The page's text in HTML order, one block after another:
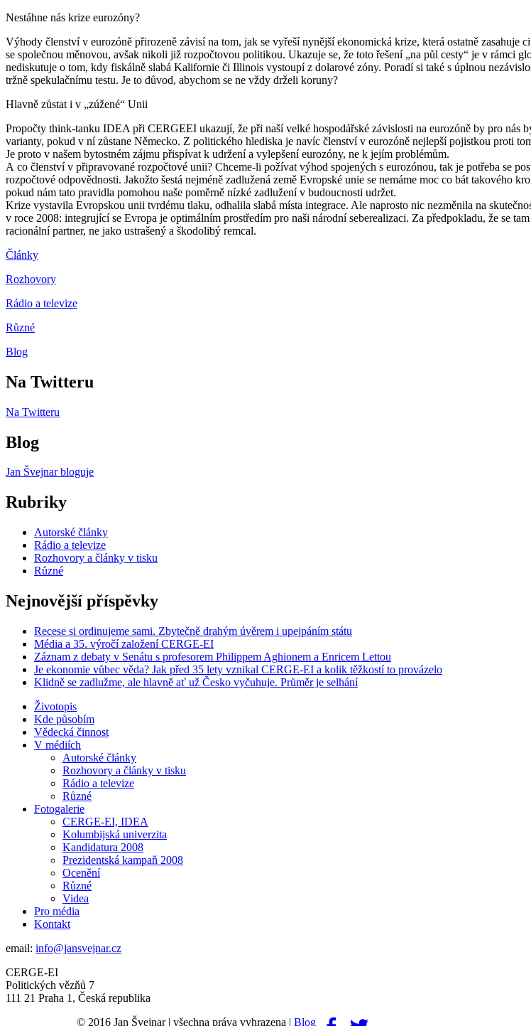
Nestáhne nás krize eurozóny?
Výhody členství v eurozóně přirozeně závisí na tom, jak se vyřeší nynější ekonomická krize, která ostatně zasahuje
se společnou měnovou, avšak nikoli již rozpočtovou politikou. Ukazuje se, že toto řešení „na půl cesty“ je v rámci
nediskutuje o tom, kdy fiskálně slabá Kalifornie či Illinois vystoupí z dolarové zóny. Poradí si také s úplnou
tržně spekulačnímu testu. Je to důvod, abychom se ne vždy drželi koruny?
Hlavně zůstat i v „zúžené“ Unii
Propočty think-tanku IDEA při CERGEEI ukazují, že při naší velké hospodářské závislosti na eurozóně by pro nás
varianty, pokud v ní zůstane Německo. Z politického hlediska je navíc členství v eurozóně nejlepší pojistkou proti
Je proto v našem bytostném zájmu přispívat k udržení a vylepšení eurozóny, ne k jejím problémům.
A co členství v připravované rozpočtové unii? Chceme-li požívat výhod spojených s eurozónou, tak je potřeba se
rozpočtové odpovědnosti. Jakožto šestá nejméně zadlužená země Evropské unie se nemáme moc co bát
pokud nám tato pravidla pomohou naše poměrně nízké zadlužení v budoucnosti udržet.
Krize vystavila Evropskou unii tvrdému tlaku, odhalila slabá místa integrace. Ale naprosto nic nezměnila na
v roce 2008: integrující se Evropa je optimálním prostředím pro naši národní seberealizaci. Za předpokladu, že se
racionální partner, ne jako ustrašený a škodolibý remcal.
Články
Rozhovory
Rádio a televize
Různé
Blog
Na Twitteru
Na Twitteru
Blog
Jan Švejnar bloguje
Rubriky
Autorské články
Rádio a televize
Rozhovory a články v tisku
Různé
Nejnovější příspěvky
Recese si ordinujeme sami. Zbytečně drahým úvěrem i upejpáním státu
Média a 35. výročí založení CERGE-EI
Záznam z debaty v Senátu s profesorem Philippem Aghionem a Enricem Lettou
Je ekonomie vůbec věda? Jak před 35 lety vznikal CERGE-EI a kolik těžkostí to provázelo
Klidně se zadlužme, ale hlavně ať už Česko vyčuhuje. Průměr je selhání
Životopis
Kde působím
Vědecká činnost
V médiích
Autorské články
Rozhovory a články v tisku
Rádio a televize
Různé
Fotogalerie
CERGE-EI, IDEA
Kolumbijská univerzita
Kandidatura 2008
Prezidentská kampaň 2008
Ocenění
Různé
Videa
Pro média
Kontakt
email: info@jansvejnar.cz
CERGE-EI
Politických vězňů 7
111 21 Praha 1, Česká republika
© 2016 Jan Švejnar | všechna práva vyhrazena | Blog